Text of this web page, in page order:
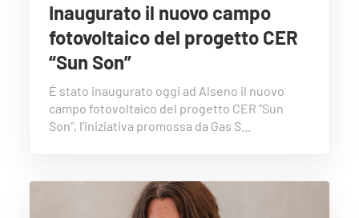
Inaugurato il nuovo campo
fotovoltaico del progetto CER
“Sun Son”
È stato inaugurato oggi ad Alseno il nuovo
campo fotovoltaico del progetto CER "Sun
Son", l'iniziativa promossa da Gas S…